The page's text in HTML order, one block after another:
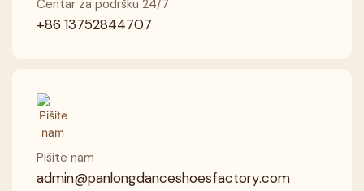
Centar za podršku 24/7
+86 13752844707
Pišite nam
admin@panlongdanceshoesfactory.com